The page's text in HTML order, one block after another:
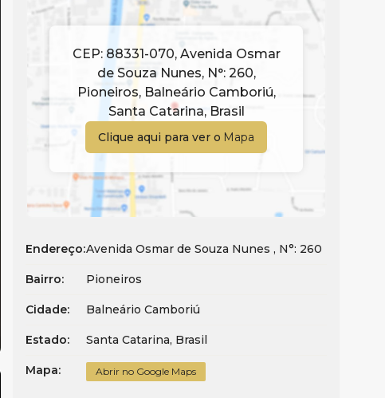
CEP: 88331-070, Avenida Osmar
de Souza Nunes, N°:260,
Pioneiros, Balneário Camboriú,
Santa Catarina, Brasil
Clique aqui para ver o Mapa
Endereço:Avenida Osmar de Souza Nunes , N°: 260
Bairro: Pioneiros
Cidade: Balneário Camboriú
Estado: Santa Catarina, Brasil
Mapa: Abrir no Google Maps